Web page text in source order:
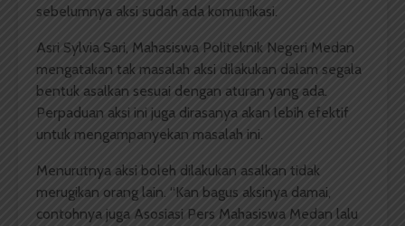
sebelumnya aksi sudah ada komunikasi.
Asri Sylvia Sari, Mahasiswa Politeknik Negeri Medan
mengatakan tak masalah aksi dilakukan dalam segala
bentuk asalkan sesuai dengan aturan yang ada.
Perpaduan aksi ini juga dirasanya akan lebih efektif
untuk mengampanyekan masalah ini.
Menurutnya aksi boleh dilakukan asalkan tidak
merugikan orang lain. “Kan bagus aksinya damai,
contohnya juga Asosiasi Pers Mahasiswa Medan lalu